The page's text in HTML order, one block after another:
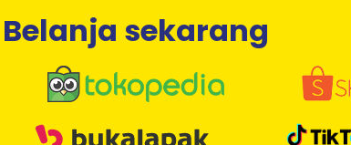
Belanja sekarang